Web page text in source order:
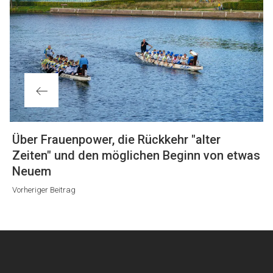
Vorheriger
Beitrag
Über Frauenpower, die Rückkehr "alter
Zeiten" und den möglichen Beginn von etwas
Neuem
Vorheriger Beitrag